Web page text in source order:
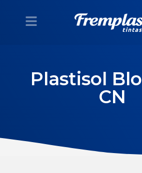
Plastisol
CN